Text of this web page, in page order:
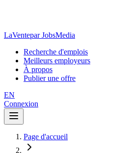
LaVentepar JobsMedia
Recherche d'emplois
Meilleurs employeurs
À propos
Publier une offre
EN
Connexion
Page d'accueil